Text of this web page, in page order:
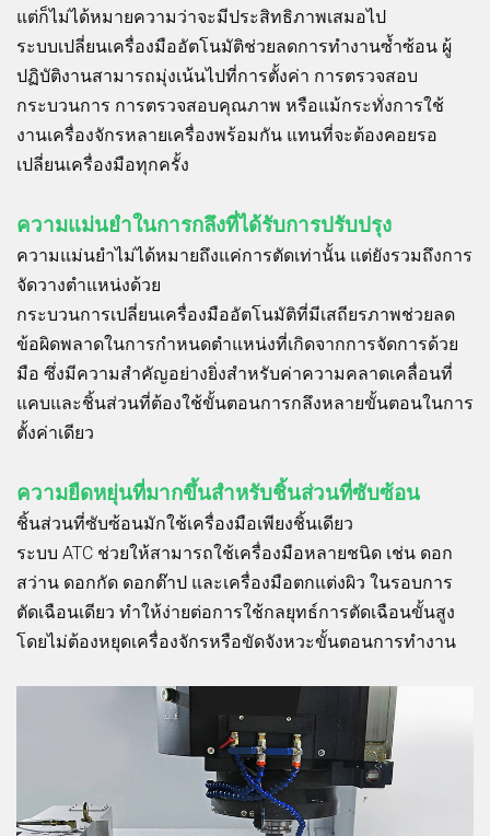
แต่ก็ไม่ได้หมายความว่าจะมีประสิทธิภาพเสมอไป
ระบบเปลี่ยนเครื่องมืออัตโนมัติช่วยลดการทำงานซ้ำซ้อน ผู้
ปฏิบัติงานสามารถมุ่งเน้นไปที่การตั้งค่า การตรวจสอบ
กระบวนการ การตรวจสอบคุณภาพ หรือแม้กระทั่งการใช้
งานเครื่องจักรหลายเครื่องพร้อมกัน แทนที่จะต้องคอยรอ
เปลี่ยนเครื่องมือทุกครั้ง
ความแม่นยำในการกลึงที่ได้รับการปรับปรุง
ความแม่นยำไม่ได้หมายถึงแค่การตัดเท่านั้น แต่ยังรวมถึงการ
จัดวางตำแหน่งด้วย
กระบวนการเปลี่ยนเครื่องมืออัตโนมัติที่มีเสถียรภาพช่วยลด
ข้อผิดพลาดในการกำหนดตำแหน่งที่เกิดจากการจัดการด้วย
มือ ซึ่งมีความสำคัญอย่างยิ่งสำหรับค่าความคลาดเคลื่อนที่
แคบและชิ้นส่วนที่ต้องใช้ขั้นตอนการกลึงหลายขั้นตอนในการ
ตั้งค่าเดียว
ความยืดหยุ่นที่มากขึ้นสำหรับชิ้นส่วนที่ซับซ้อน
ชิ้นส่วนที่ซับซ้อนมักใช้เครื่องมือเพียงชิ้นเดียว
ระบบ ATC ช่วยให้สามารถใช้เครื่องมือหลายชนิด เช่น ดอก
สว่าน ดอกกัด ดอกต๊าป และเครื่องมือตกแต่งผิว ในรอบการ
ตัดเฉือนเดียว ทำให้ง่ายต่อการใช้กลยุทธ์การตัดเฉือนขั้นสูง
โดยไม่ต้องหยุดเครื่องจักรหรือขัดจังหวะขั้นตอนการทำงาน